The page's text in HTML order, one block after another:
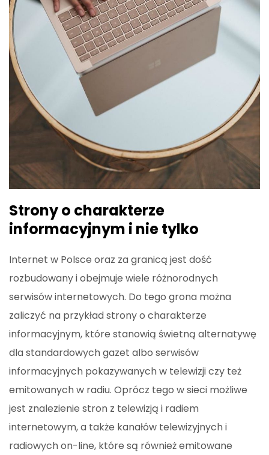
Strony o charakterze
informacyjnym i nie tylko
Internet w Polsce oraz za granicą jest dość
rozbudowany i obejmuje wiele różnorodnych
serwisów internetowych. Do tego grona można
zaliczyć na przykład strony o charakterze
informacyjnym, które stanowią świetną alternatywę
dla standardowych gazet albo serwisów
informacyjnych pokazywanych w telewizji czy też
emitowanych w radiu. Oprócz tego w sieci możliwe
jest znalezienie stron z telewizją i radiem
internetowym, a także kanałów telewizyjnych i
radiowych on-line, które są również emitowane